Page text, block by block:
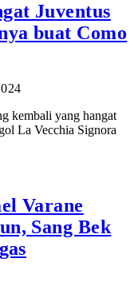
Juventus
buat Como
kembali yang hangat
La Vecchia Signora
Varane
Sang Bek